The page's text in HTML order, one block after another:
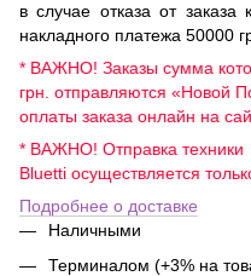
в случае отказа от
накладного платежа 50000
* ВАЖНО! Заказы сумма
грн. отправляются «Новой
оплаты заказа онлайн на
* ВАЖНО! Отправка техники
Bluetti осуществляется
Подробнее о доставке
Наличными
Терминалом (+3% на